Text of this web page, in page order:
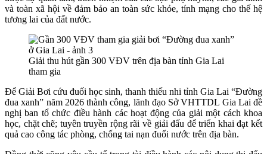
và toàn xã hội về đảm bảo an toàn sức khỏe, tính mạng cho thế hệ
tương lai của đất nước.
Giải thu hút gần 300 VĐV trên địa bàn tỉnh Gia Lai
tham gia
Để Giải Bơi cứu đuối học sinh, thanh thiếu nhi tỉnh Gia Lai “Đường
đua xanh” năm 2026 thành công, lãnh đạo Sở VHTTDL Gia Lai đề
nghị ban tổ chức điều hành các hoạt động của giải một cách khoa
học, chặt chẽ; tuyên truyền rộng rãi về giải đấu để triển khai đạt kết
quả cao công tác phòng, chống tai nạn đuối nước trên địa bàn.